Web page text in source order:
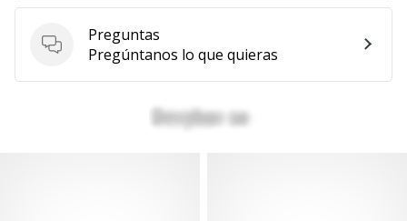
Preguntas
Preguntas
Pregúntanos lo que quieras